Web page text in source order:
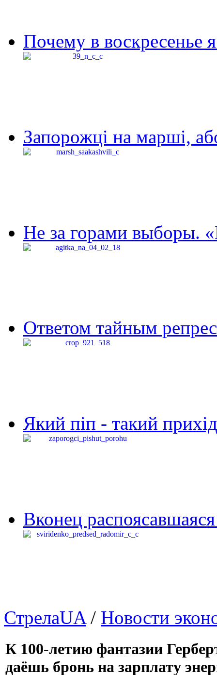
Почему в воскресенье
Запорожці на марші,
Не за горами выборы.
Ответом тайным
Який піп - такий
Вконец
СтрелаUA/ Новости
К 100-летию фантазии
даёшь бронь на зарплату